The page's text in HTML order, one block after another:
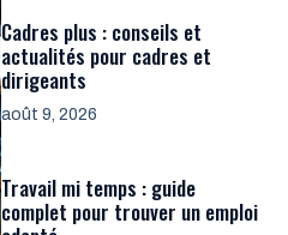
Cadres plus : conseils et
actualités pour cadres et
dirigeants
août 9, 2026
Travail mi temps : guide
complet pour trouver un emploi